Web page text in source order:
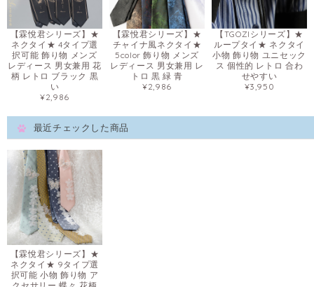
【霖悅君シリーズ】★
ネクタイ★ 4タイプ選
択可能 飾り物 メンズ
レディース 男女兼用 花
柄 レトロ ブラック 黒
い
¥2,986
【霖悅君シリーズ】★
チャイナ風ネクタイ★
5color 飾り物 メンズ
レディース 男女兼用 レ
トロ 黒 緑 青
¥2,986
【TGOZIシリーズ】★
ループタイ★ ネクタイ
小物 飾り物 ユニセック
ス 個性的 レトロ 合わ
せやすい
¥3,950
最近チェックした商品
【霖悅君シリーズ】★
ネクタイ★ 9タイプ選
択可能 小物 飾り物 ア